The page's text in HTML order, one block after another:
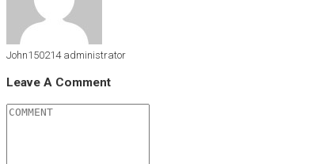
John150214administrator
Leave A Comment